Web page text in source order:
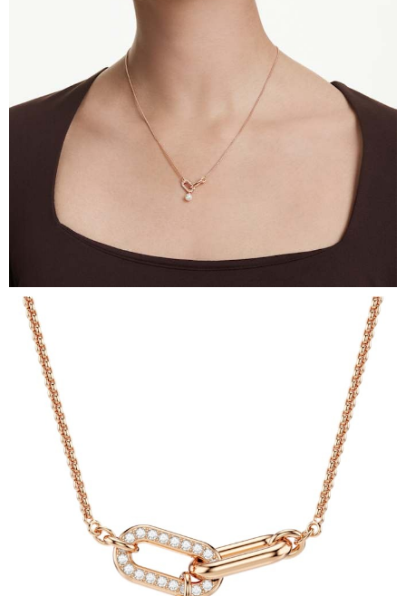
１．透過由恩沛科技股份有限公司提供之「AFTEE先享後付」服務完成之交
易，需依本服務之必要範圍內提供個人資料，並將交易相關給付款項請求債
權轉讓予恩沛科技股份有限公司。
２．關於個人資料處理事宜，請瀏覽以下網址：
https://aftee.tw/terms/#terms3
３．未成年的使用者請事先徵得法定代理人或監護人之同意方可使用
「AFTEE先享後付」，若未經同意申辦者引起之損失，本公司不負相關責
４．使用「AFTEE先享後付」時，將依據個別帳號之用戶狀況，依本公司即
時審查核予不同之上限額度；若仍有額度不足之情形，本公司將視審查結果
５．嚴禁一人註冊多個帳號或使用他人資訊註冊。若發現惡意使用之情形，
恩沛科技股份有限公司將有權停止該用戶之使用額度並採取法律行動。